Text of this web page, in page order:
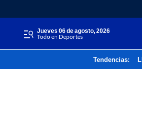
jueves 06 de agosto, 2026
Todo en Deportes
Tendencias: